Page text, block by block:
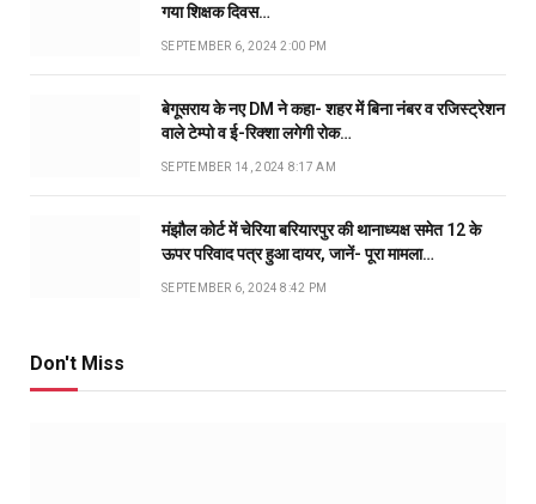
गया शिक्षक दिवस…
SEPTEMBER 6, 2024 2:00 PM
बेगूसराय के नए DM ने कहा- शहर में बिना नंबर व रजिस्ट्रेशन
वाले टेम्पो व ई-रिक्शा लगेगी रोक…
SEPTEMBER 14, 2024 8:17 AM
मंझौल कोर्ट में चेरिया बरियारपुर की थानाध्यक्ष समेत 12 के
ऊपर परिवाद पत्र हुआ दायर, जानें- पूरा मामला…
SEPTEMBER 6, 2024 8:42 PM
Don't Miss